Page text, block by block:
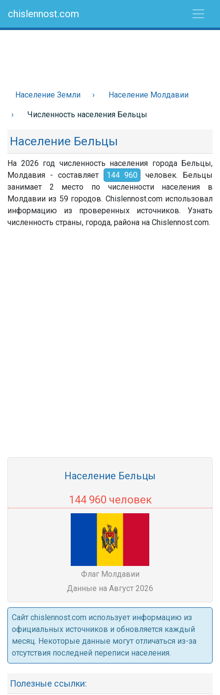
chislennost.com
Население Земли Население Молдавии
Численность населения Бельцы
Население Бельцы
На 2026 год численность населения города Бельцы,
Молдавия - составляет
144 960
человек. Бельцы
занимает 2 место по численности населения в
Молдавии из 59 городов. Chislennost.com использовал
информацию из проверенных источников. Узнать
численность страны, города, района на Chislennost.com.
Население Бельцы
144 960 человек
Флаг Молдавии
Данные на Август 2026
Cайт chislennost.com использует информацию из
официальных источников и обновляется каждый
месяц. Некоторые данные могут отличаться из-за
отсутствия последней переписи населения.
Полезные ссылки: